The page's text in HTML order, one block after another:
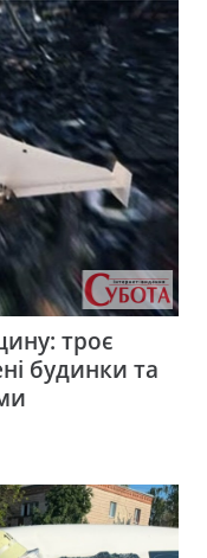
троє
будинки та